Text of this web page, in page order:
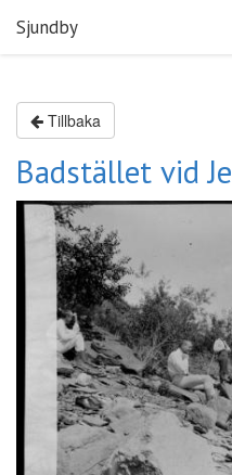
Sjundby
Tillbaka
Badstället vid